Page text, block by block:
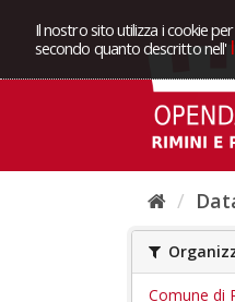
Il nostro sito utilizza i cookie
secondo quanto descritto nell'
Comune di